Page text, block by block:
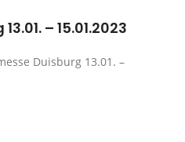
– 15.01.2023
Duisburg 13.01. –